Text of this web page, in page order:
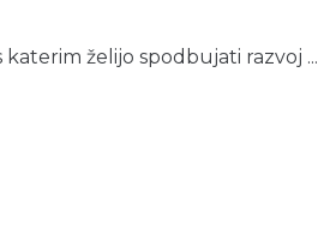
želijo spodbujati razvoj ...